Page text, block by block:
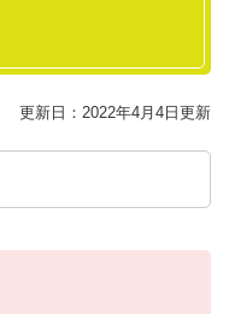
更新日：2022年4月4日更新